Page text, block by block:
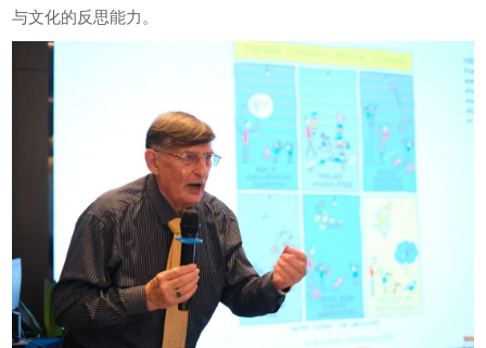
与文化的反思能力。